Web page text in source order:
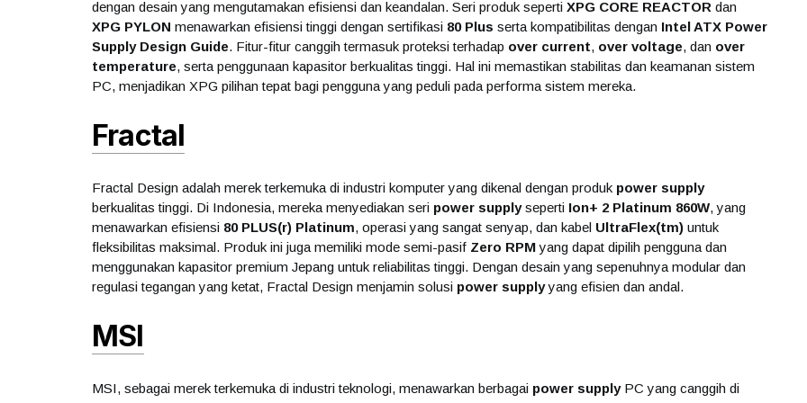
dengan desain yang mengutamakan efisiensi dan keandalan. Seri produk seperti XPG CORE REACTOR dan
XPG PYLON menawarkan efisiensi tinggi dengan sertifikasi 80 Plus serta kompatibilitas dengan Intel ATX Power
Supply Design Guide. Fitur-fitur canggih termasuk proteksi terhadap over current, over voltage, dan over
temperature, serta penggunaan kapasitor berkualitas tinggi. Hal ini memastikan stabilitas dan keamanan sistem
PC, menjadikan XPG pilihan tepat bagi pengguna yang peduli pada performa sistem mereka.
Fractal
Fractal Design adalah merek terkemuka di industri komputer yang dikenal dengan produk power supply
berkualitas tinggi. Di Indonesia, mereka menyediakan seri power supplyseperti Ion+ 2 Platinum 860W, yang
menawarkan efisiensi 80 PLUS(r) Platinum, operasi yang sangat senyap, dan kabel UltraFlex(tm) untuk
fleksibilitas maksimal. Produk ini juga memiliki mode semi-pasif Zero RPMyang dapat dipilih pengguna dan
menggunakan kapasitor premium Jepang untuk reliabilitas tinggi. Dengan desain yang sepenuhnya modular dan
regulasi tegangan yang ketat, Fractal Design menjamin solusi power supplyyang efisien dan andal.
MSI
MSI, sebagai merek terkemuka di industri teknologi, menawarkan berbagai power supplyPC yang canggih di